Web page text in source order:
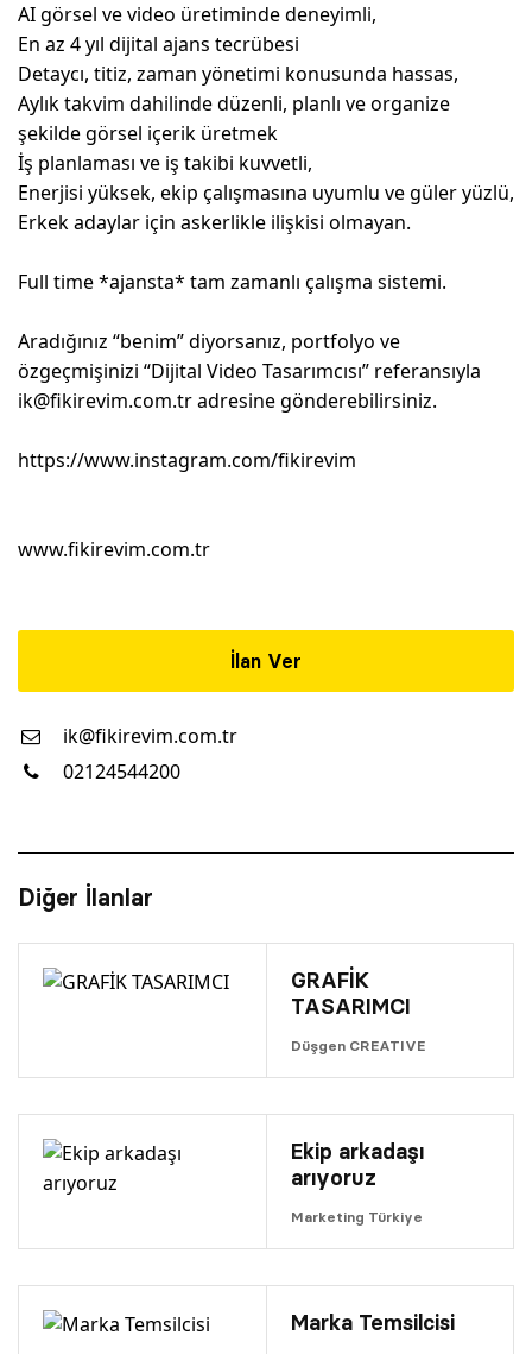
AI görsel ve video üretiminde deneyimli,
En az 4 yıl dijital ajans tecrübesi
Detaycı, titiz, zaman yönetimi konusunda hassas,
Aylık takvim dahilinde düzenli, planlı ve organize
şekilde görsel içerik üretmek
İş planlaması ve iş takibi kuvvetli,
Enerjisi yüksek, ekip çalışmasına uyumlu ve güler yüzlü,
Erkek adaylar için askerlikle ilişkisi olmayan.
Full time *ajansta* tam zamanlı çalışma sistemi.
Aradığınız “benim” diyorsanız, portfolyo ve
özgeçmişinizi “Dijital Video Tasarımcısı” referansıyla
ik@fikirevim.com.tradresine gönderebilirsiniz.
https://www.instagram.com/fikirevim
www.fikirevim.com.tr
İlan Ver
ik@fikirevim.com.tr
02124544200
Diğer İlanlar
GRAFİK
TASARIMCI
Düşgen CREATIVE
Ekip arkadaşı
arıyoruz
Marketing Türkiye
Marka Temsilcisi